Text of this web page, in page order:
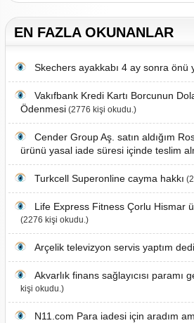
EN FAZLA OKUNANLAR
Skechers ayakkabı 4 ay sonra önü
Vakıfbank Kredi Kartı Borcunun
Ödenmesi(2776 kişi okudu.)
Cender Group Aş. satın aldığım
ürünü yasal iade süresi içinde teslim
Turkcell Superonline cayma hakkı
Life Express Fitness Çorlu Hismar
(2276 kişi okudu.)
Arçelik televizyon servis yaptım dedi
Akvarlık finans sağlayıcısı paramı
kişi okudu.)
N11.com Para iadesi için aradım